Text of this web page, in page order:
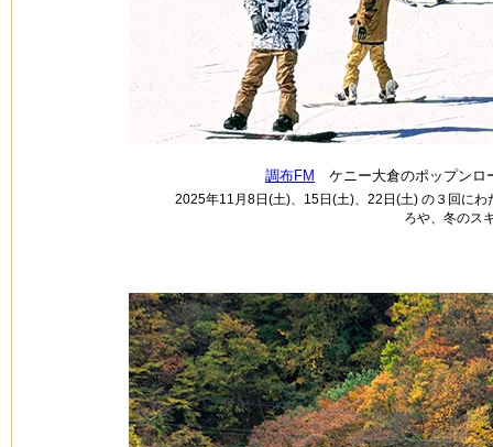
調布FM ケニー大倉のポップンロ
2025年11月8日(土)、15日(土)、22日(土) の３回にわ
ろや、冬のス